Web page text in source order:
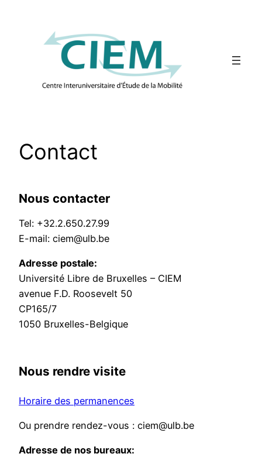
Contact
Nous contacter
Tel: +32.2.650.27.99
E-mail: ciem@ulb.be
Adresse postale:
Université Libre de Bruxelles – CIEM
avenue F.D. Roosevelt 50
CP165/7
1050 Bruxelles-Belgique
Nous rendre visite
Horaire des permanences
Ou prendre rendez-vous : ciem@ulb.be
Adresse de nos bureaux: